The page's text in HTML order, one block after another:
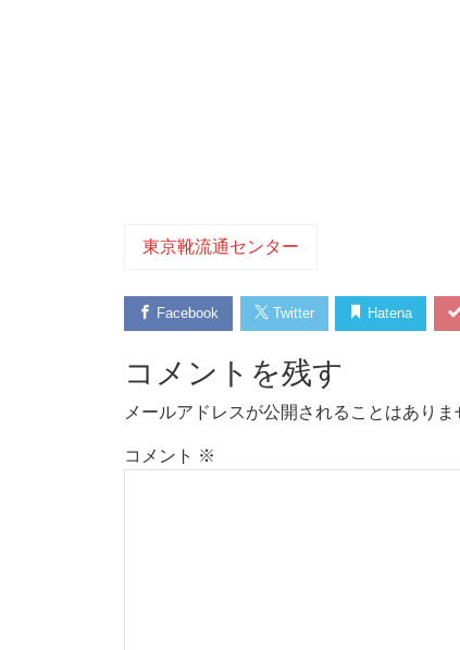
東京靴流通センター
Facebook Twitter Hatena
コメントを残す
メールアドレスが公開されることはありま
コメント ※